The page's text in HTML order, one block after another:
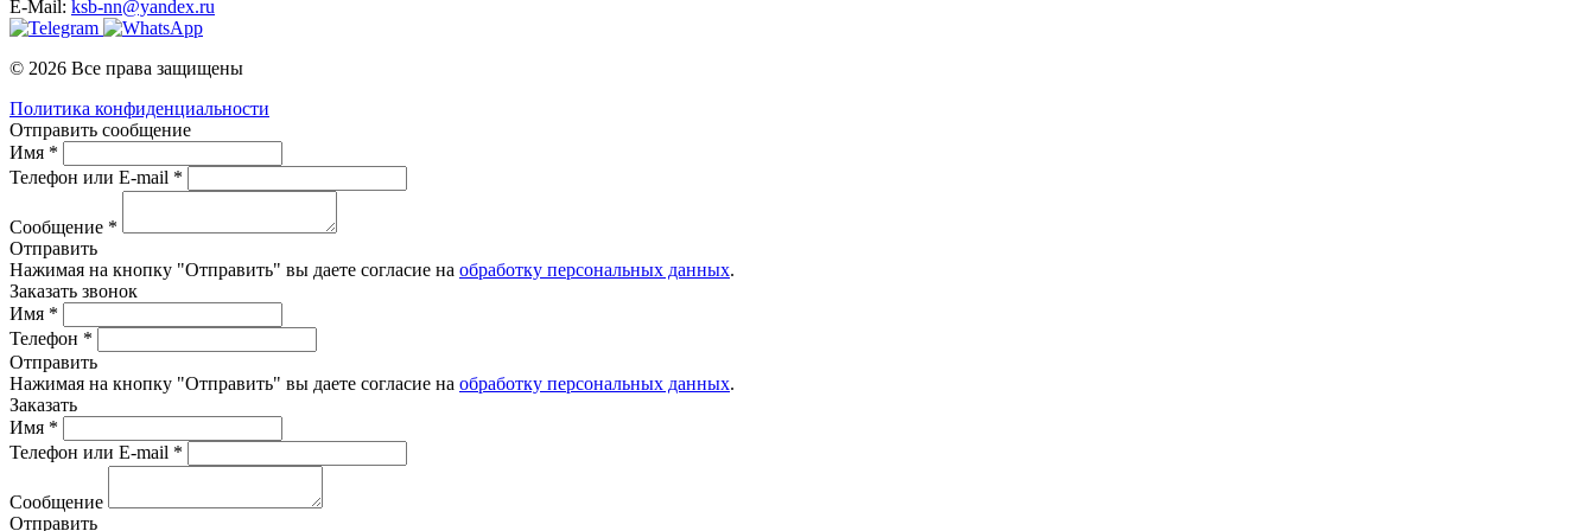
E-Mail: ksb-nn@yandex.ru
© 2026 Все права защищены
Политика конфиденциальности
Отправить сообщение
Имя *
Телефон или E-mail *
Сообщение *
Отправить
Нажимая на кнопку "Отправить" вы даете согласие на обработку персональных данных.
Заказать звонок
Имя *
Телефон *
Отправить
Нажимая на кнопку "Отправить" вы даете согласие на обработку персональных данных.
Заказать
Имя *
Телефон или E-mail *
Сообщение
Отправить